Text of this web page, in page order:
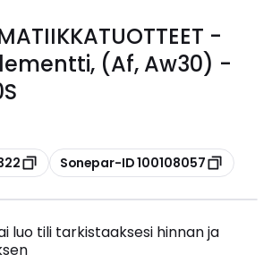
-
(Af, Aw30) -
Kopioi
Sonepar-ID 100108057
luo tili tarkistaaksesi hinnan ja